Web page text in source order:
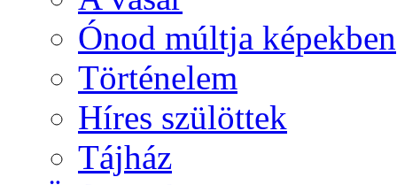
Ónod múltja képekben
Történelem
Híres szülöttek
Tájház